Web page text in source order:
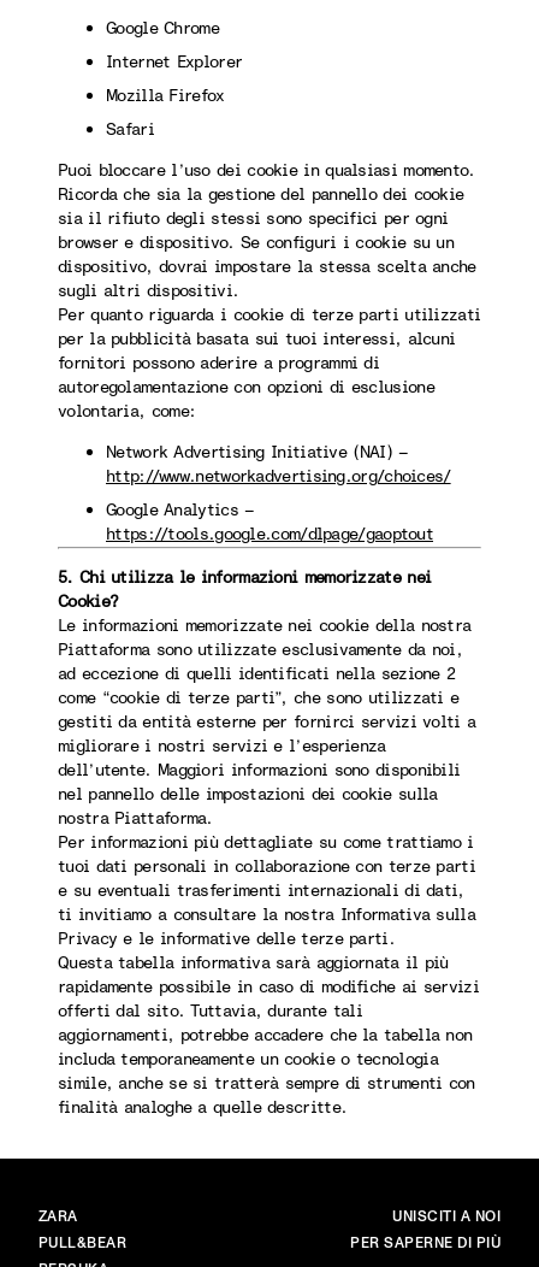
Google Chrome
Internet Explorer
Mozilla Firefox
Safari
Puoi bloccare l’uso dei cookie in qualsiasi momento.
Ricorda che sia la gestione del pannello dei cookie
sia il rifiuto degli stessi sono specifici per ogni
browser e dispositivo. Se configuri i cookie su un
dispositivo, dovrai impostare la stessa scelta anche
sugli altri dispositivi.
Per quanto riguarda i cookie di terze parti utilizzati
per la pubblicità basata sui tuoi interessi, alcuni
fornitori possono aderire a programmi di
autoregolamentazione con opzioni di esclusione
volontaria, come:
Network Advertising Initiative (NAI) –
http://www.networkadvertising.org/choices/
Google Analytics –
https://tools.google.com/dlpage/gaoptout
5. Chi utilizza le informazioni memorizzate nei
Cookie?
Le informazioni memorizzate nei cookie della nostra
Piattaforma sono utilizzate esclusivamente da noi,
ad eccezione di quelli identificati nella sezione 2
come “cookie di terze parti”, che sono utilizzati e
gestiti da entità esterne per fornirci servizi volti a
migliorare i nostri servizi e l’esperienza
dell’utente. Maggiori informazioni sono disponibili
nel pannello delle impostazioni dei cookie sulla
nostra Piattaforma.
Per informazioni più dettagliate su come trattiamo i
tuoi dati personali in collaborazione con terze parti
e su eventuali trasferimenti internazionali di dati,
ti invitiamo a consultare la nostra Informativa sulla
Privacy e le informative delle terze parti.
Questa tabella informativa sarà aggiornata il più
rapidamente possibile in caso di modifiche ai servizi
offerti dal sito. Tuttavia, durante tali
aggiornamenti, potrebbe accadere che la tabella non
includa temporaneamente un cookie o tecnologia
simile, anche se si tratterà sempre di strumenti con
finalità analoghe a quelle descritte.
BRAND
ZARA
PULL&BEAR
PRINCIPALE
UNISCITI A NOI
PER SAPERNE DI PIÙ